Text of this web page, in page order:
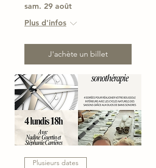
sam. 29 août
Plus d'infos
J'achète un billet
Plusieurs dates